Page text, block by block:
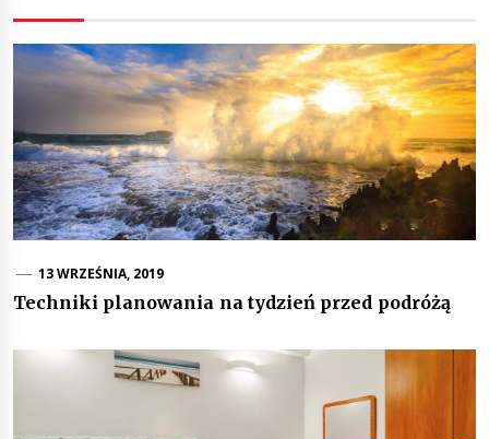
13 WRZEŚNIA, 2019
Techniki planowania na tydzień przed podróżą